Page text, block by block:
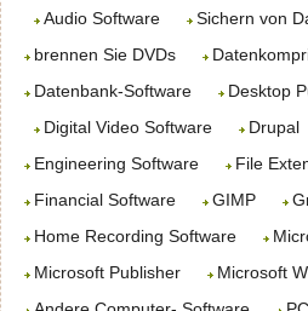
Audio Software
Sichern von
brennen Sie DVDs
Datenbank-Software
Desktop
Digital Video Software
Drupal
Engineering Software
File
Financial Software
GIMP
Home Recording Software
Microsoft Publisher
Microsoft